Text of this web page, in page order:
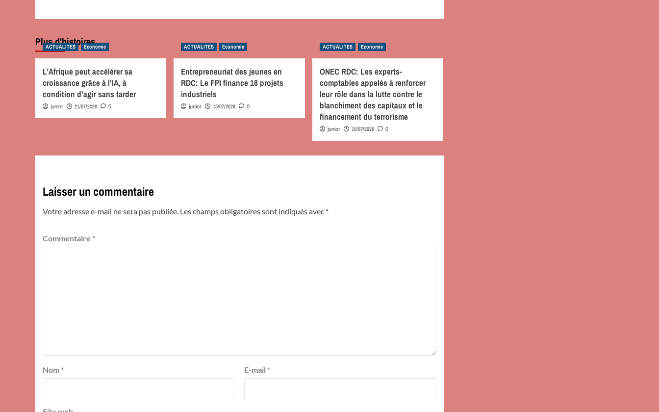
Plus d'histoires
ACTUALITES Economie
L’Afrique peut accélérer sa
croissance grâce à l’IA, à
condition d’agir sans tarder
junior 21/07/2026 0
ACTUALITES Economie
Entrepreneuriat des jeunes en
RDC: Le FPI finance 18 projets
industriels
junior 15/07/2026 0
ACTUALITES Economie
ONEC RDC: Les experts-
comptables appelés à renforcer
leur rôle dans la lutte contre le
blanchiment des capitaux et le
financement du terrorisme
junior 10/07/2026 0
Laisser un commentaire
Votre adresse e-mail ne sera pas publiée. Les champs obligatoires sont indiqués avec *
Commentaire *
Nom * E-mail *